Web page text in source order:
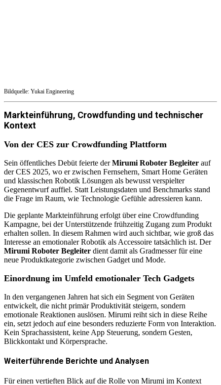
Bildquelle: Yukai Engineering
Markteinführung, Crowdfunding und technischer
Kontext
Von der CES zur Crowdfunding Plattform
Sein öffentliches Debüt feierte derMirumi Roboter Begleiter auf
der CES 2025, wo er zwischen Fernsehern, Smart Home Geräten
und klassischen Robotik Lösungen als bewusst verspielter
Gegenentwurf auffiel. Statt Leistungsdaten und Benchmarks stand
die Frage im Raum, wie Technologie Gefühle adressieren kann.
Die geplante Markteinführung erfolgt über eine Crowdfunding
Kampagne, bei der Unterstützende frühzeitig Zugang zum Produkt
erhalten sollen. In diesem Rahmen wird auch sichtbar, wie groß das
Interesse an emotionaler Robotik als Accessoire tatsächlich ist. Der
Mirumi Roboter Begleiter dient damit als Gradmesser für eine
neue Produktkategorie zwischen Gadget und Mode.
Einordnung im Umfeld emotionaler Tech Gadgets
In den vergangenen Jahren hat sich ein Segment von Geräten
entwickelt, die nicht primär Produktivität steigern, sondern
emotionale Reaktionen auslösen. Mirumi reiht sich in diese Reihe
ein, setzt jedoch auf eine besonders reduzierte Form von Interaktion.
Kein Sprachassistent, keine App Steuerung, sondern Gesten,
Blickkontakt und Körpersprache.
Weiterführende Berichte und Analysen
Für einen vertieften Blick auf die Rolle von Mirumi im Kontext